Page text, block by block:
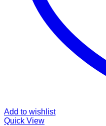
Add to wishlist
Quick View